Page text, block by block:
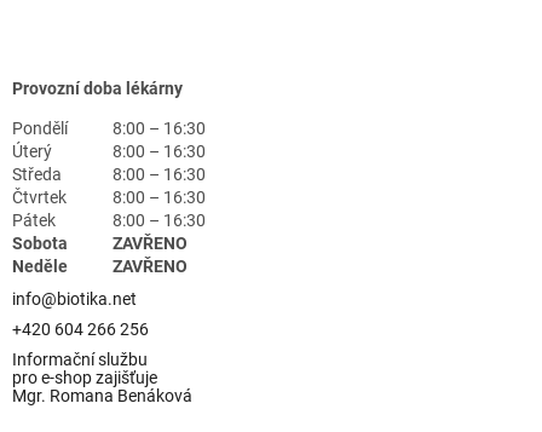
Provozní doba lékárny
Pondělí
8:00 – 16:30
Úterý
8:00 – 16:30
Středa
8:00 – 16:30
Čtvrtek
8:00 – 16:30
Pátek
8:00 – 16:30
Sobota
ZAVŘENO
Neděle
ZAVŘENO
info@biotika.net
+420 604 266 256
Informační službu
pro e-shop zajišťuje
Mgr. Romana Benáková